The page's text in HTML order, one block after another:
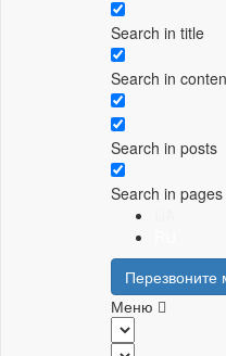
Search in title
Search in
Search in posts
Search in pages
Перезвоните
Меню